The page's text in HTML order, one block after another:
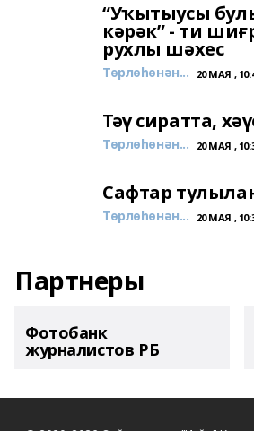
“Уҡытыусы
кәрәк” - ти
рухлы шәхес
Төрлөһөнән... 20 МАЯ ,
Тәү сиратта,
Төрлөһөнән... 20 МАЯ ,
Сафтар
Төрлөһөнән... 20 МАЯ ,
Партнеры
Фотобанк
журналистов РБ